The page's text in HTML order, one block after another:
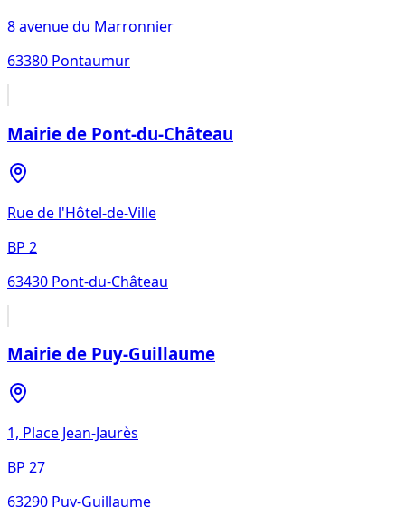
8 avenue du Marronnier
63380 Pontaumur
Mairie de Pont-du-Château
Rue de l'Hôtel-de-Ville
BP 2
63430 Pont-du-Château
Mairie de Puy-Guillaume
1, Place Jean-Jaurès
BP 27
63290 Puy-Guillaume